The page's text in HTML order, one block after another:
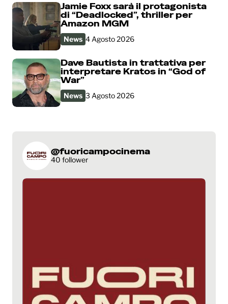
Jamie Foxx sarà il protagonista
di “Deadlocked”, thriller per
Amazon MGM
News 4 Agosto 2026
Dave Bautista in trattativa per
interpretare Kratos in “God of
War”
News 3 Agosto 2026
@fuoricampocinema
40 follower